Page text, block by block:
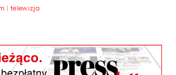
|telewizja